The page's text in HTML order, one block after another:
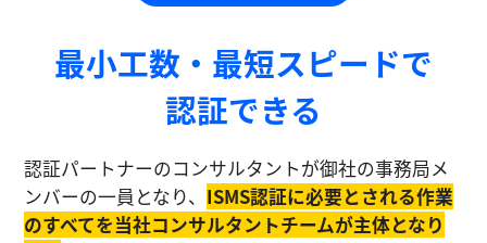
最小工数・最短スピードで
認証できる
認証パートナーのコンサルタントが御社の事務局メ
ンバーの一員となり、 ISMS認証に必要とされる作業
のすべてを当社コンサルタントチームが主体となり